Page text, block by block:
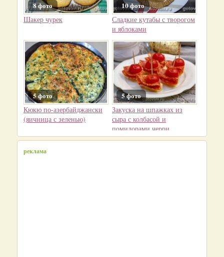
8 фото
Шакер чурек
10 фото
Сладкие кутабы с творогом
и яблоками
5 фото
Кюкю по-азербайджански
(яичница с зеленью)
5 фото
Закуска на шпажках из
сыра с колбасой и
помидорами черри
реклама